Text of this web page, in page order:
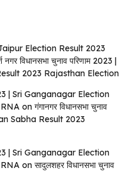
Jaipur Election Result 2023
नगर विधानसभा चुनाव परिणाम 2023 |
2023 Rajasthan Election
| Sri Ganganagar Election
on गंगानगर विधानसभा चुनाव
Sabha Result 2023
| Sri Ganganagar Election
on सादुलशहर विधानसभा चुनाव